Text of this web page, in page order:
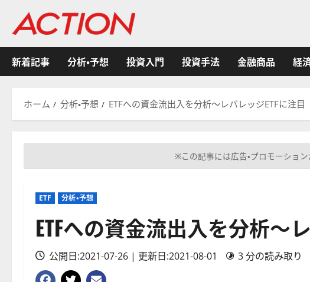
ス
ッ
新着記事 分析・予想 投資入門 投資手法 金融商品 経
ホーム 分析・予想 ETFへの資金流出入を分析～レバレッジETFに注目
※この記事には広告・プロモーション
ETF 分析・予想
ETFへの資金流出入を分析～
公開日:2021-07-26 | 更新日:2021-08-01 3 分の読み取り